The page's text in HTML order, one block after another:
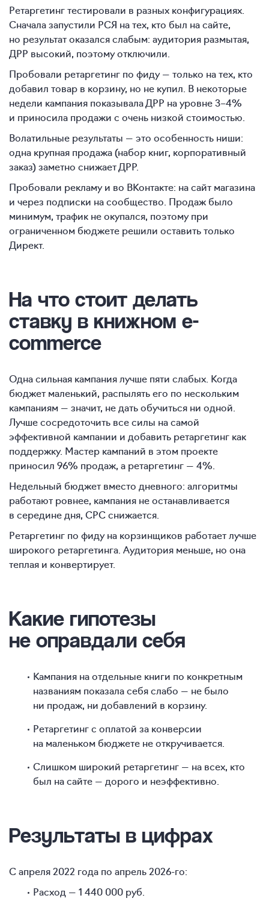
Ретаргетинг тестировали в разных конфигурациях.
Сначала запустили РСЯ на тех, кто был на сайте,
но результат оказался слабым: аудитория размытая,
ДРР высокий, поэтому отключили.
Пробовали ретаргетинг по фиду — только на тех, кто
добавил товар в корзину, но не купил. В некоторые
недели кампания показывала ДРР на уровне3–4%
и приносила продажи с очень низкой стоимостью.
Волатильные результаты — это особенность ниши:
одна крупная продажа (набор книг, корпоративный
заказ) заметно снижает ДРР.
Пробовали рекламу и во ВКонтакте: на сайт магазина
и через подписки на сообщество. Продаж было
минимум, трафик не окупался, поэтому при
ограниченном бюджете решили оставить только
Директ.
На что стоит делать
ставку в книжном e-
commerce
Одна сильная кампания лучше пяти слабых. Когда
бюджет маленький, распылять его по нескольким
кампаниям — значит, не дать обучиться ни одной.
Лучше сосредоточить все силы на самой
эффективной кампании и добавить ретаргетинг как
поддержку. Мастер кампаний в этом проекте
приносил 96% продаж, а ретаргетинг — 4%.
Недельный бюджет вместо дневного: алгоритмы
работают ровнее, кампания не останавливается
в середине дня, CPC снижается.
Ретаргетинг по фиду на корзинщиков работает лучше
широкого ретаргетинга. Аудитория меньше, но она
теплая и конвертирует.
Какие гипотезы
не оправдали себя
Кампания на отдельные книги по конкретным
названиям показала себя слабо — не было
ни продаж, ни добавлений в корзину.
Ретаргетинг с оплатой за конверсии
на маленьком бюджете не откручивается.
Слишком широкий ретаргетинг — на всех, кто
был на сайте — дорого и неэффективно.
Результаты в цифрах
С апреля 2022 года по апрель2026-го:
Расход — 1 440 000 руб.